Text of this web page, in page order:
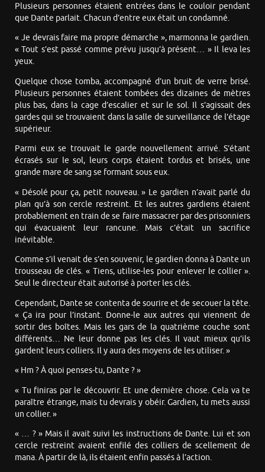
Plusieurs personnes étaient entrées dans le couloir pendant
que Dante parlait. Chacun d’entre eux était un condamné.
« Je devrais faire ma propre démarche », marmonna le gardien.
« Tout s’est passé comme prévu jusqu’à présent… » Il leva les
yeux.
Quelque chose tomba, accompagné d’un bruit de verre brisé.
Plusieurs personnes étaient tombées des dizaines de mètres
plus bas, dans la cage d’escalier et sur le sol. Il s’agissait des
gardes qui se trouvaient dans la salle de surveillance de l’étage
supérieur.
Parmi eux se trouvait le garde nouvellement arrivé. S’étant
écrasés sur le sol, leurs corps étaient tordus et brisés, une
grande mare de sang se formant sous eux.
« Désolé pour ça, petit nouveau. » Le gardien n’avait parlé du
plan qu’à son cercle restreint. Et les autres gardiens étaient
probablement en train de se faire massacrer par des prisonniers
qui évacuaient leur rancune. Mais c’était un sacrifice
inévitable.
Comme s’il venait de s’en souvenir, le gardien donna à Dante un
trousseau de clés. « Tiens, utilise-les pour enlever le collier ».
Seul le directeur était autorisé à porter les clés.
Cependant, Dante se contenta de sourire et de secouer la tête.
« Ça ira pour l’instant. Donne-le aux autres qui viennent de
sortir des boîtes. Mais les gars de la quatrième couche sont
différents… Ne leur donne pas les clés. Il vaut mieux qu’ils
gardent leurs colliers. Il y aura des moyens de les utiliser. »
« Hm ? À quoi penses-tu, Dante ? »
« Tu finiras par le découvrir. Et une dernière chose. Cela va te
paraître étrange, mais tu devrais y obéir. Gardien, tu mets aussi
un collier. »
« … ? » Mais il avait suivi les instructions de Dante. Lui et son
cercle restreint avaient enfilé des colliers de scellement de
mana. À partir de là, ils étaient enfin passés à l’action.